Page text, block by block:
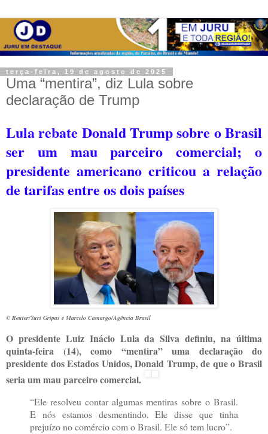
terça-feira, 19 de agosto de 2025
Uma “mentira”, diz Lula sobre
declaração de Trump
Lula rebate Donald Trump sobre o Brasil
ser um mau parceiro comercial; o
presidente americano criticou a relação
de tarifas entre os dois países
© Reuter/Yuri Gripas e Marcelo Camargo/Agência Brasil
O presidente Luiz Inácio Lula da Silva definiu, na última
quinta-feira (14), como “mentira” uma declaração do
presidente dos Estados Unidos, Donald Trump, de que o Brasil
seria um mau parceiro comercial.
“Ele resolveu contar algumas mentiras sobre o Brasil.
E nós estamos desmentindo. Ele disse que tinha
prejuízo no comércio com o Brasil. Ele só tem lucro”.